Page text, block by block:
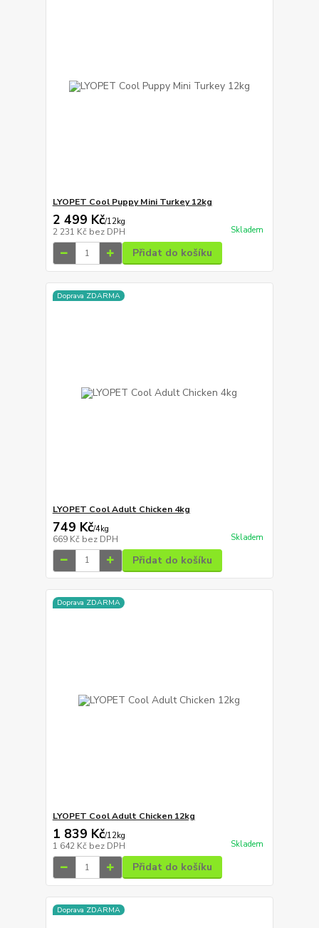
LYOPET Cool Puppy Mini Turkey 12kg
2 499 Kč/12kg
2 231 Kč bez DPH Skladem
Přidat do košíku
Doprava ZDARMA
LYOPET Cool Adult Chicken 4kg
749 Kč/4kg
669 Kč bez DPH Skladem
Přidat do košíku
Doprava ZDARMA
LYOPET Cool Adult Chicken 12kg
1 839 Kč/12kg
1 642 Kč bez DPH Skladem
Přidat do košíku
Doprava ZDARMA